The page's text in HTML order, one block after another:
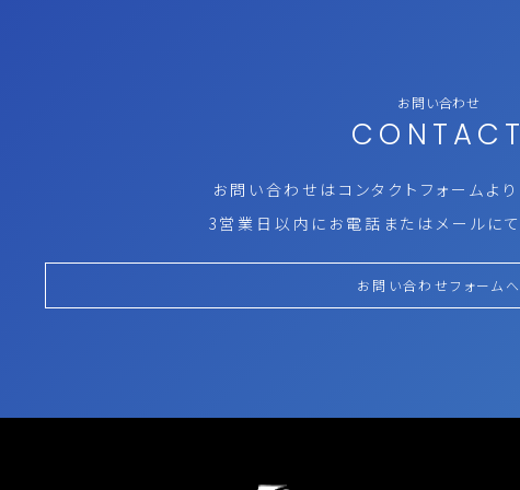
お問い合わせ
CONTACT
お問い合わせはコンタクトフォームより
3営業日以内にお電話またはメールにて
お問い合わせフォームへ